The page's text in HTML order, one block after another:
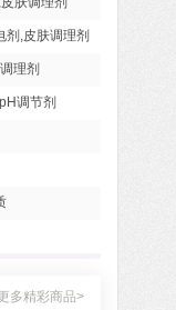
剂,皮肤调理剂
理剂
调节剂
多精彩商品>